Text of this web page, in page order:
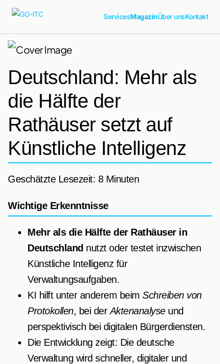
ServicesMagazinÜber unsKontakt
Deutschland: Mehr als
die Hälfte der
Rathäuser setzt auf
Künstliche Intelligenz
Geschätzte Lesezeit: 8 Minuten
Wichtige Erkenntnisse
Mehr als die Hälfte der Rathäuser in
Deutschland nutzt oder testet inzwischen
Künstliche Intelligenz für
Verwaltungsaufgaben.
KI hilft unter anderem beim Schreiben von
Protokollen, bei derAktenanalyseund
perspektivisch bei digitalen Bürgerdiensten.
Die Entwicklung zeigt: Die deutsche
Verwaltung wird schneller, digitaler und